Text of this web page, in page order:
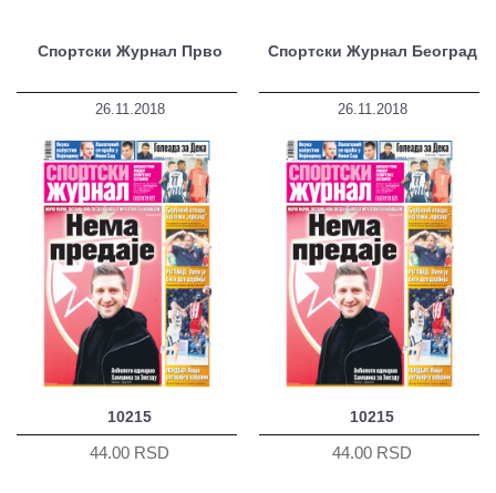
Спортски Журнал Прво
26.11.2018
10215
44.00 RSD
Спортски Журнал Београд
26.11.2018
10215
44.00 RSD